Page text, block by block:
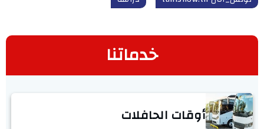
خدماتنا
أوقات الحافلات